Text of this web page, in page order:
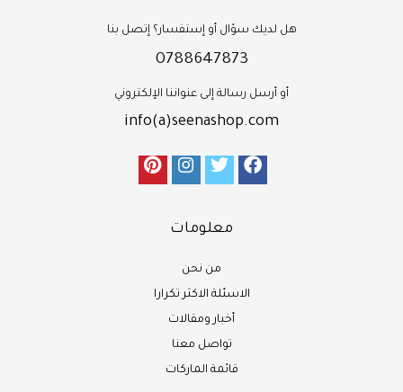
هل لديك سؤال أو إستفسار؟ إتصل بنا
0788647873
أو أرسل رسالة إلى عنواننا الإلكتروني
info(a)seenashop.com
معلومات
من نحن
الاسئلة الاكثر تكرارا
أخبار ومقالات
تواصل معنا
قائمة الماركات